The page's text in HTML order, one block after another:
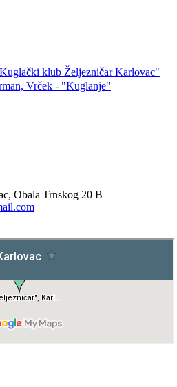
klub Željezničar Karlovac"
Vrček - "Kuglanje"
Obala Trnskog 20 B